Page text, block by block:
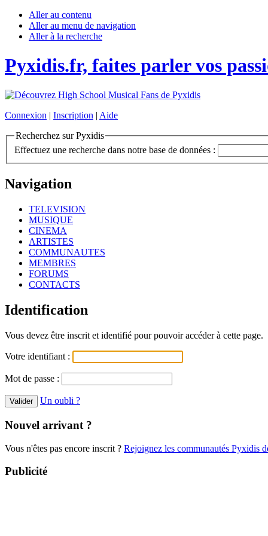
Aller au contenu
Aller au menu de navigation
Aller à la recherche
Pyxidis.fr, faites parler vos
Connexion | Inscription | Aide
Recherchez sur Pyxidis
Effectuez une recherche dans notre base de données :
Navigation
TELEVISION
MUSIQUE
CINEMA
ARTISTES
COMMUNAUTES
MEMBRES
FORUMS
CONTACTS
Identification
Vous devez être inscrit et identifié pour pouvoir accéder à cette page.
Votre identifiant :
Mot de passe :
Un oubli ?
Nouvel arrivant ?
Vous n'êtes pas encore inscrit ? Rejoignez les communautés Pyxidis
Publicité